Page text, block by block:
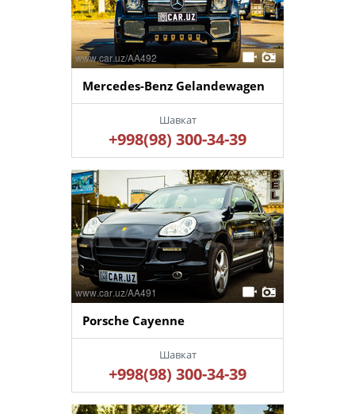
Mercedes-Benz Gelandewagen
Шавкат
+998(98) 300-34-39
Porsche Cayenne
Шавкат
+998(98) 300-34-39